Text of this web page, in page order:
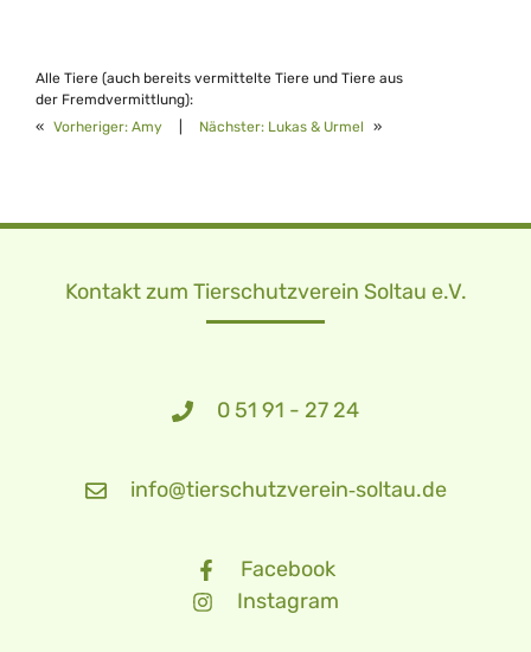
Alle Tiere (auch bereits vermittelte Tiere und Tiere aus
der Fremdvermittlung):
« Vorheriger: Amy Nächster: Lukas & Urmel »
Kontakt zum Tierschutzverein Soltau e.V.
0 51 91 - 27 24
info@tierschutzverein‑soltau.de
Facebook
Instagram